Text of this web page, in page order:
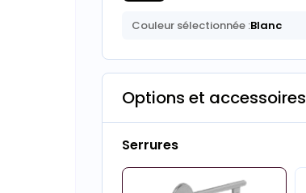
Couleur sélectionnée :Blanc
Options et accessoires
Serrures